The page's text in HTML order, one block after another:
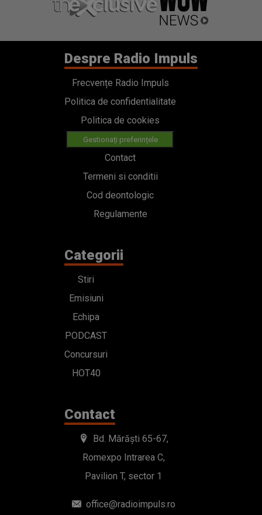
Despre Radio Impuls
Frecvențe Radio Impuls
Politica de confidentialitate
Politica de cookies
Gestionați preferințele
Contact
Termeni si conditii
Cod deontologic
Regulamente
Categorii
Stiri
Emisiuni
Echipa
PODCAST
Concursuri
HOT40
Contact
Bd. Mărăști 65-67,
Romexpo Intrarea C,
Pavilion T, sector 1
office@radioimpuls.ro